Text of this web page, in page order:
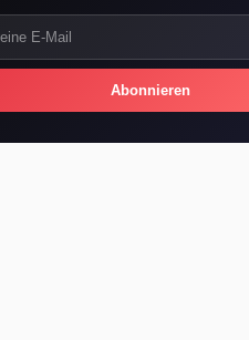
Abonnieren